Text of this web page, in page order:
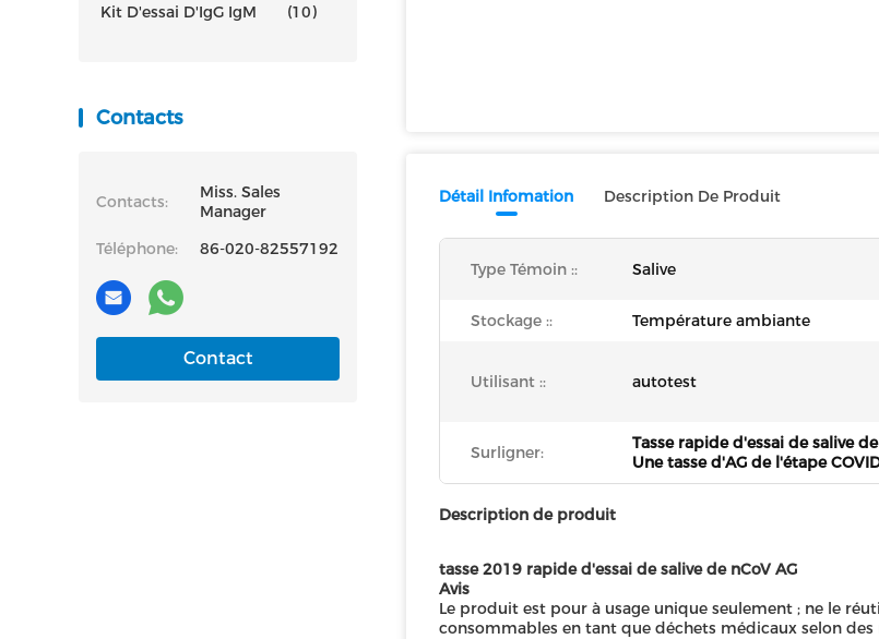
Kit D'essai D'IgG IgM
(10)
Contacts
Contacts:
Miss. Sales
Manager
Téléphone:
86-020-82557192
Contact
Détail Infomation Description De Produit
Type Témoin :: Salive
Stockage :: Température ambiante
Utilisant :: autotest
Surligner: Tasse rapide d'essai de salive
Une tasse d'AG de l'étape
Description de produit
tasse 2019 rapide d'essai de salive de nCoV AG
Avis
Le produit est pour à usage unique seulement ; ne le
consommables en tant que déchets médicaux selon